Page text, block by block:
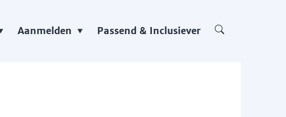
Aanmelden Passend & Inclusiever